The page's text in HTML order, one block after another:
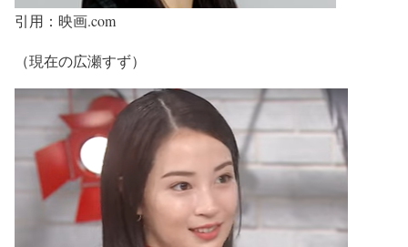
引用：映画.com
（現在の広瀬すず）